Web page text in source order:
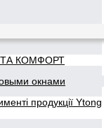
КОМФОРТ
окнами
продукції Ytong